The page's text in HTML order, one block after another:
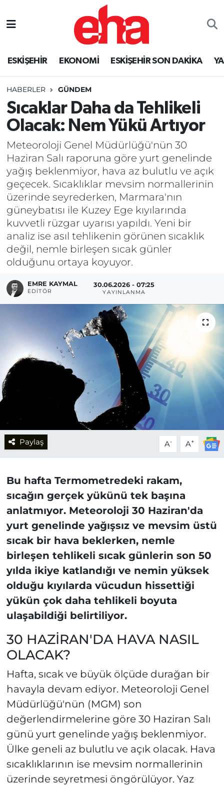
ESKİŞEHİR EKONOMİ ESKİŞEHİR SON DAKİKA
HABERLER GÜNDEM
Sıcaklar Daha da Tehlikeli
Olacak: Nem Yükü Artıyor
Meteoroloji Genel Müdürlüğü'nün 30
Haziran Salı raporuna göre yurt genelinde
yağış beklenmiyor, hava az bulutlu ve açık
geçecek. Sıcaklıklar mevsim normallerinin
üzerinde seyrederken, Marmara'nın
güneybatısı ile Kuzey Ege kıyılarında
kuvvetli rüzgar uyarısı yapıldı. Yeni bir
analiz ise asıl tehlikenin görünen sıcaklık
değil, nemle birleşen sıcak günler
olduğunu ortaya koyuyor.
EMRE KAYMAL
EDITÖR
30.06.2026 - 07:25
YAYINLANMA
Paylaş A- A+
Bu hafta Termometredeki rakam,
sıcağın gerçek yükünü tek başına
anlatmıyor. Meteoroloji 30 Haziran'da
yurt genelinde yağışsız ve mevsim üstü
sıcak bir hava beklerken, nemle
birleşen tehlikeli sıcak günlerin son 50
yılda ikiye katlandığı ve nemin yüksek
olduğu kıyılarda vücudun hissettiği
yükün çok daha tehlikeli boyuta
ulaşabildiği belirtiliyor.
30 HAZİRAN'DA HAVA NASIL
OLACAK?
Hafta, sıcak ve büyük ölçüde durağan bir
havayla devam ediyor. Meteoroloji Genel
Müdürlüğü'nün (MGM) son
değerlendirmelerine göre 30 Haziran Salı
günü yurt genelinde yağış beklenmiyor.
Ülke geneli az bulutlu ve açık olacak. Hava
sıcaklıklarının ise mevsim normallerinin
üzerinde seyretmesi öngörülüyor. Yaz